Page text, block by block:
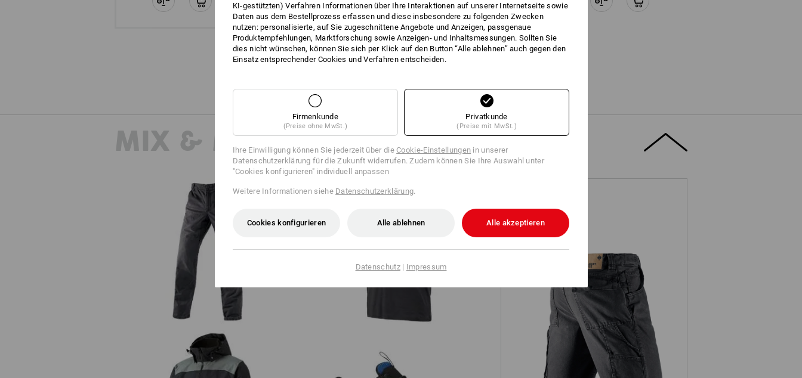
Alle Details vergleichen
MIX & MATCH
e.s. Worker-Jeans-Short
e.s. Worker-Jeans e.s. T-Shirt cotton slub V-Neck
KI-gestützten) Verfahren Informationen über Ihre Interaktionen auf unserer Internetseite sowie
Daten aus dem Bestellprozess erfassen und diese insbesondere zu folgenden Zwecken
nutzen: personalisierte, auf Sie zugeschnittene Angebote und Anzeigen, passgenaue
Produktempfehlungen, Marktforschung sowie Anzeigen- und Inhaltsmessungen. Sollten Sie
dies nicht wünschen, können Sie sich per Klick auf den Button “Alle ablehnen” auch gegen den
Einsatz entsprechender Cookies und Verfahren entscheiden.
Firmenkunde
(Preise ohne MwSt.)
Privatkunde
(Preise mit MwSt.)
Ihre Einwilligung können Sie jederzeit über dieCookie-Einstellungen in unserer
Datenschutzerklärung für die Zukunft widerrufen. Zudem können Sie Ihre Auswahl unter
"Cookies konfigurieren" individuell anpassen
Weitere Informationen siehe Datenschutzerklärung.
Cookies konfigurieren Alle ablehnen Alle akzeptieren
Datenschutz| Impressum